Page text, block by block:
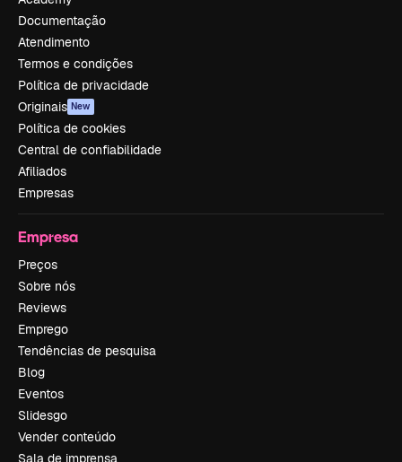
Documentação
Atendimento
Termos e condições
Política de privacidade
Originais New
Política de cookies
Central de confiabilidade
Afiliados
Empresas
Empresa
Preços
Sobre nós
Reviews
Emprego
Tendências de pesquisa
Blog
Eventos
Slidesgo
Vender conteúdo
Sala de imprensa